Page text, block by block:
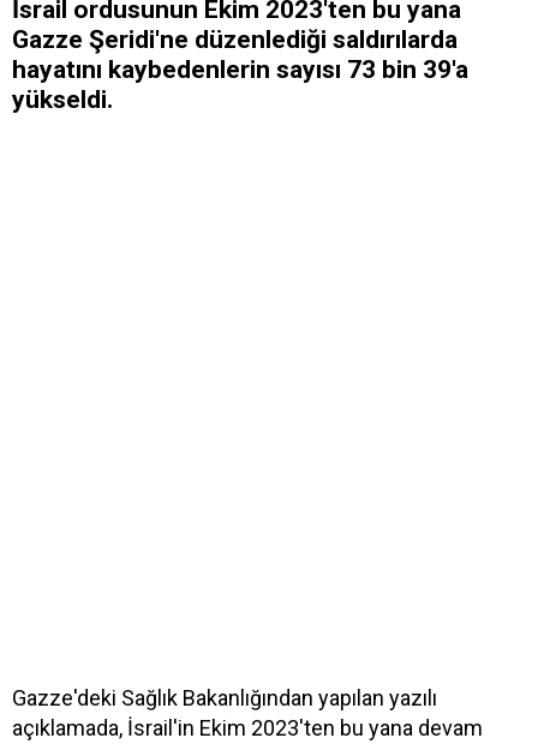
İsrail ordusunun Ekim 2023'ten bu yana
Gazze Şeridi'ne düzenlediği saldırılarda
hayatını kaybedenlerin sayısı 73 bin 39'a
yükseldi.
Gazze'deki Sağlık Bakanlığından yapılan yazılı
açıklamada, İsrail'in Ekim 2023'ten bu yana devam